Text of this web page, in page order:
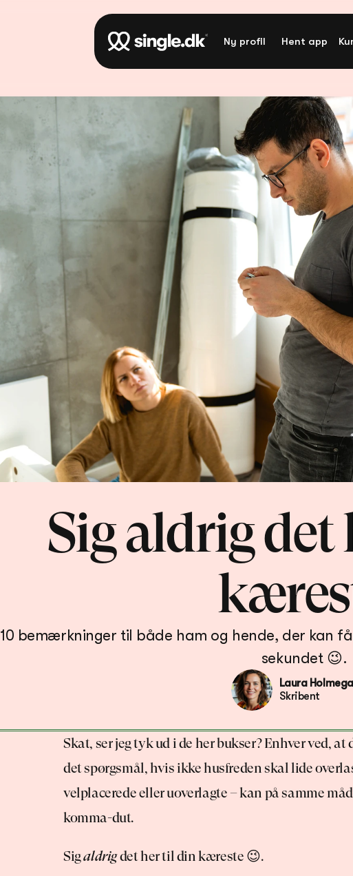
Ny profil Hent app
Sig aldrig
10 bemærkninger til både ham og hende, der kan
sekundet 😉.
Laura
Skribent
Skat, ser jeg tyk ud i de her bukser? Enhver ved,
det spørgsmål, hvis ikke husfreden skal lide
velplacerede eller uoverlagte – kan på samme
komma-dut.
Sig aldrig det her til din kæreste 😉.